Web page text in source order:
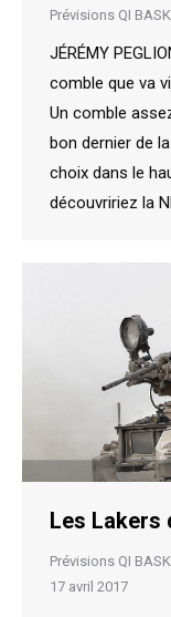
Prévisions QI
JÉRÉMY
comble que va
Un comble
bon dernier de
choix dans le
découvririez la
Les Lakers
Prévisions QI
17 avril 2017